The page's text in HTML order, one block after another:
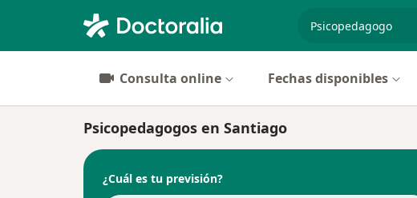
Consulta online Fechas disponibles
Psicopedagogos en Santiago
¿Cuál es tu previsión?